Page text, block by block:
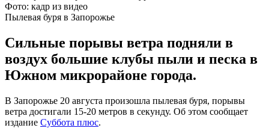
Фото: кадр из видео
Пылевая буря в Запорожье
Сильные порывы ветра подняли в
воздух большие клубы пыли и песка в
Южном микрорайоне города.
В Запорожье 20 августа произошла пылевая буря, порывы
ветра достигали 15-20 метров в секунду. Об этом сообщает
издание Суббота плюс.